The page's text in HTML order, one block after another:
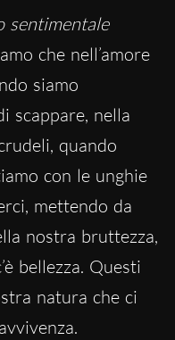
sentimentale
che nell’amore
siamo
scappare, nella
quando
con le unghie
mettendo da
nostra bruttezza,
bellezza. Questi
natura che ci